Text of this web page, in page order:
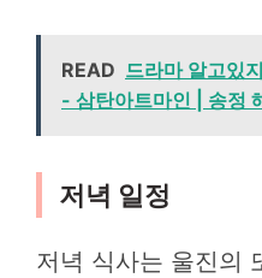
READ 드라마 알고있
- 삼탄아트마인 | 송정
저녁 일정
저녁 식사는 울진의